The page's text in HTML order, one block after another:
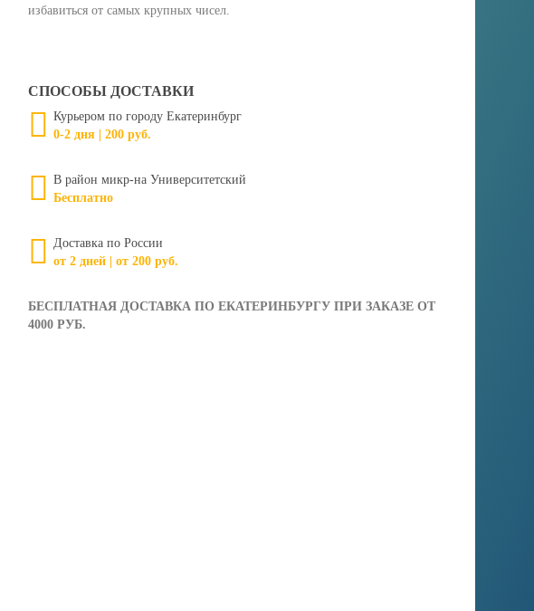
избавиться от самых крупных чисел.
СПОСОБЫ ДОСТАВКИ
Курьером по городу Екатеринбург
0-2 дня | 200 руб.
В район микр-на Университетский
Бесплатно
Доставка по России
от 2 дней | от 200 руб.
БЕСПЛАТНАЯ ДОСТАВКА ПО ЕКАТЕРИНБУРГУ ПРИ ЗАКАЗЕ ОТ
4000 РУБ.